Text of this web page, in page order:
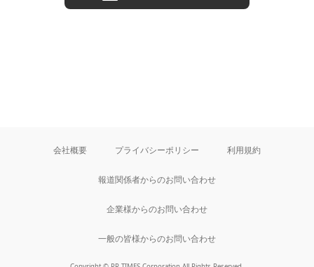
会社概要 プライバシーポリシー 利用規約
報道関係者からのお問い合わせ
企業様からのお問い合わせ
一般の皆様からのお問い合わせ